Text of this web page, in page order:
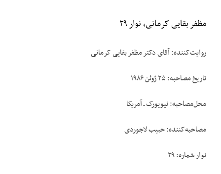
مظفر بقایی کرمانی، نوار ۲۹
روایت‌کننده: آقای دکتر مظفر بقایی کرمانی
تاریخ مصاحبه: ۲۵ ژوئن ۱۹۸۶
محل‌مصاحبه: نیویورک ـ آمریکا
مصاحبه‌کننده: حبیب لاجوردی
نوار شماره: ۲۹